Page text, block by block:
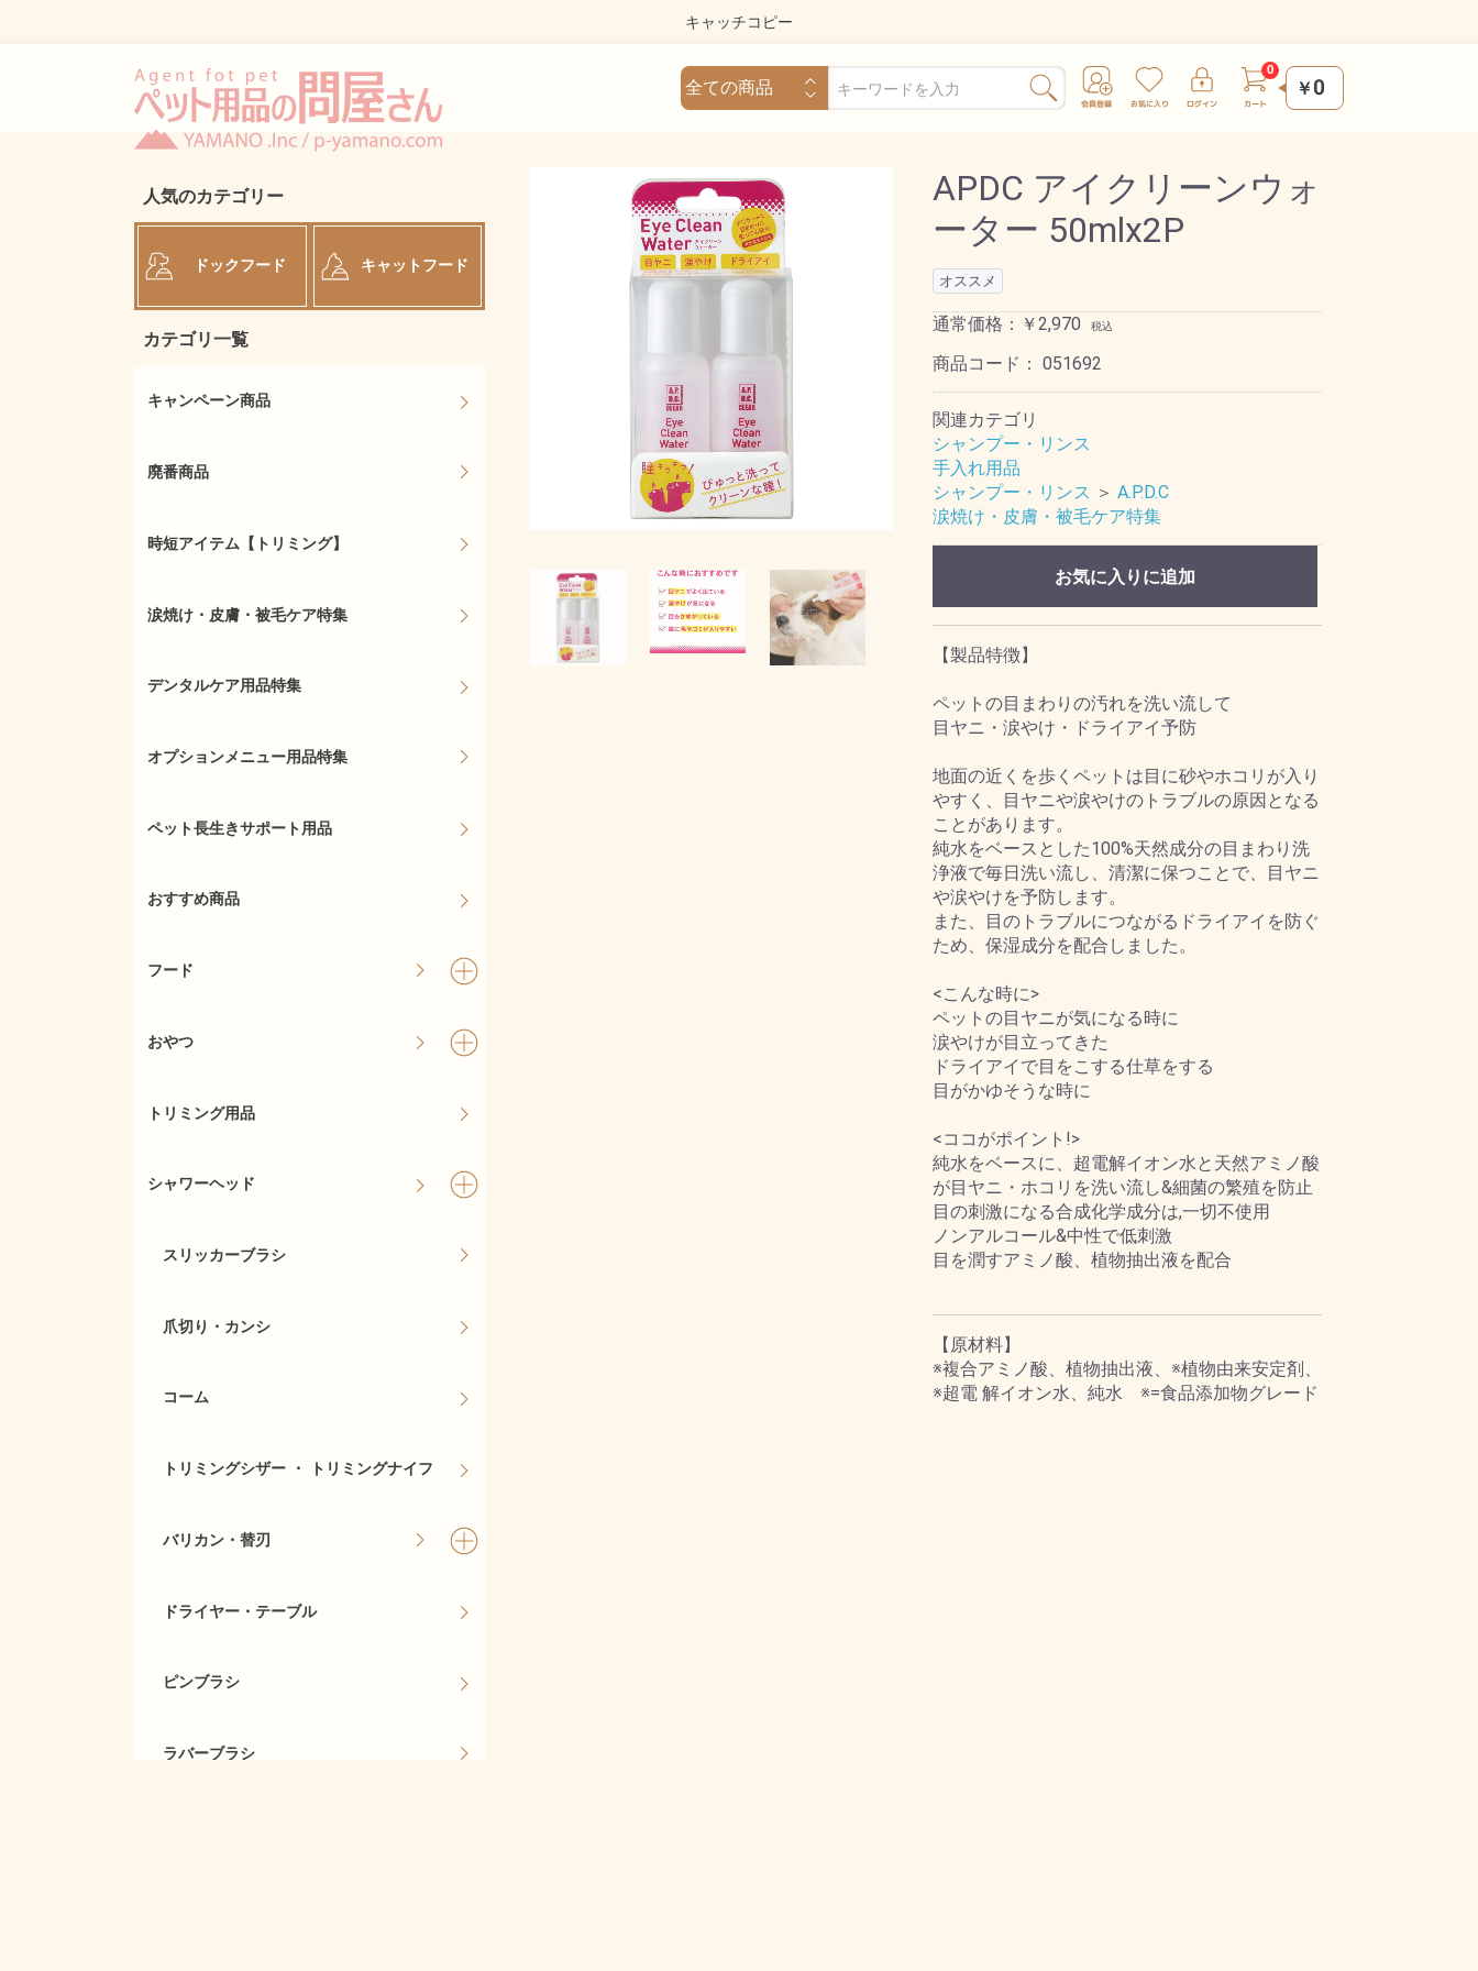
キャッチコピー
￥0
APDC アイクリーンウォ
ーター 50mlx2P
オススメ
通常価格：￥2,970 税込
商品コード： 051692
関連カテゴリ
シャンプー・リンス
手入れ用品
シャンプー・リンス ＞ A.P.D.C
涙焼け・皮膚・被毛ケア特集
お気に入りに追加
【製品特徴】
ペットの目まわりの汚れを洗い流して
目ヤニ・涙やけ・ドライアイ予防
地面の近くを歩くペットは目に砂やホコリが入り
やすく、目ヤニや涙やけのトラブルの原因となる
ことがあります。
純水をベースとした100%天然成分の目まわり洗
浄液で毎日洗い流し、清潔に保つことで、目ヤニ
や涙やけを予防します。
また、目のトラブルにつながるドライアイを防ぐ
ため、保湿成分を配合しました。
<こんな時に>
ペットの目ヤニが気になる時に
涙やけが目立ってきた
ドライアイで目をこする仕草をする
目がかゆそうな時に
<ココがポイント!>
純水をベースに、超電解イオン水と天然アミノ酸
が目ヤニ・ホコリを洗い流し&細菌の繁殖を防止
目の刺激になる合成化学成分は,一切不使用
ノンアルコール&中性で低刺激
目を潤すアミノ酸、植物抽出液を配合
【原材料】
※複合アミノ酸、植物抽出液、※植物由来安定剤、
※超電 解イオン水、純水 ※=食品添加物グレード
人気のカテゴリー
ドックフード キャットフード
カテゴリ一覧
キャンペーン商品
廃番商品
時短アイテム【トリミング】
涙焼け・皮膚・被毛ケア特集
デンタルケア用品特集
オプションメニュー用品特集
ペット長生きサポート用品
おすすめ商品
フード
おやつ
トリミング用品
シャワーヘッド
スリッカーブラシ
爪切り・カンシ
コーム
トリミングシザー ・ トリミングナイフ
バリカン・替刃
ドライヤー・テーブル
ピンブラシ
ラバーブラシ